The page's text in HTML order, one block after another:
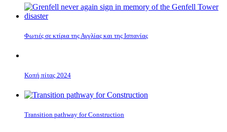
Φωτιές σε κτίρια της Αγγλίας και της Ισπανίας
Κοπή πίτας 2024
Transition pathway for Construction